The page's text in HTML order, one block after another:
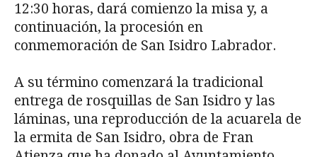
12:30 horas, dará comienzo la misa y, a
continuación, la procesión en
conmemoración de San Isidro Labrador.
A su término comenzará la tradicional
entrega de rosquillas de San Isidro y las
láminas, una reproducción de la acuarela de
la ermita de San Isidro, obra de Fran